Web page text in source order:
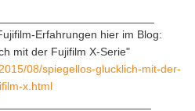
Erfahrungen hier im Blog:
mit der Fujifilm X-Serie"
08/spiegellos-glucklich-mit-der-
x.html